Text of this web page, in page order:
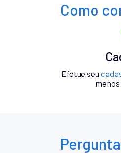
Como
Efetue seu
menos